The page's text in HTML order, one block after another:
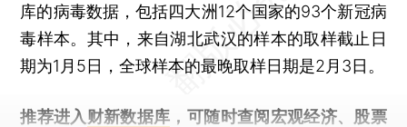
库的病毒数据，包括四大洲12个国家的93个新冠病
毒样本。其中，来自湖北武汉的样本的取样截止日
期为1月5日，全球样本的最晚取样日期是2月3日。
推荐进入 财新数据库 ，可随时查阅宏观经济、股票